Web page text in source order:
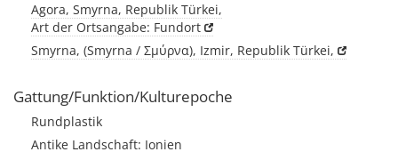
Agora, Smyrna, Republik Türkei,
Art der Ortsangabe: Fundort
Smyrna, (Smyrna / Σμύρνα), Izmir, Republik Türkei,
Gattung/Funktion/Kulturepoche
Rundplastik
Antike Landschaft: Ionien